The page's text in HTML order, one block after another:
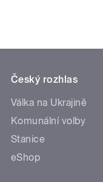
Český rozhlas
Válka na Ukrajině
Komunální volby
Stanice
eShop